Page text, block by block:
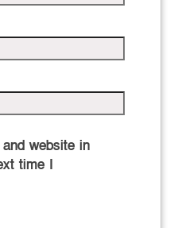
website in
time I